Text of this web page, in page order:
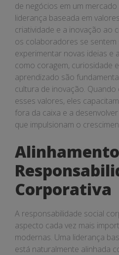
de negócios em um
liderança baseada em
criatividade e a inovação ao
os colaboradores se sentem
experimentar novas ideias e
como coragem, curiosidade
aprendizado são
cultura de inovação.
esses valores, eles
fora da caixa e a
que impulsionam o
Corporativa
A responsabilidade social
aspecto cada vez mais
modernas. Uma liderança
está naturalmente alinhada